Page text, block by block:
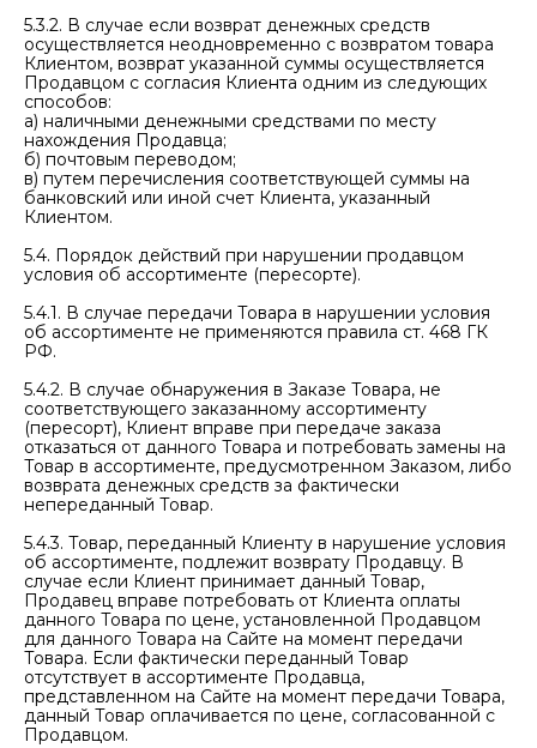
5.3.2. В случае если возврат денежных средств
осуществляется неодновременно с возвратом товара
Клиентом, возврат указанной суммы осуществляется
Продавцом с согласия Клиента одним из следующих
способов:
а) наличными денежными средствами по месту
нахождения Продавца;
б) почтовым переводом;
в) путем перечисления соответствующей суммы на
банковский или иной счет Клиента, указанный
Клиентом.
5.4. Порядок действий при нарушении продавцом
условия об ассортименте (пересорте).
5.4.1. В случае передачи Товара в нарушении условия
об ассортименте не применяются правила ст. 468 ГК
РФ.
5.4.2. В случае обнаружения в Заказе Товара, не
соответствующего заказанному ассортименту
(пересорт), Клиент вправе при передаче заказа
отказаться от данного Товара и потребовать замены на
Товар в ассортименте, предусмотренном Заказом, либо
возврата денежных средств за фактически
непереданный Товар.
5.4.3. Товар, переданный Клиенту в нарушение условия
об ассортименте, подлежит возврату Продавцу. В
случае если Клиент принимает данный Товар,
Продавец вправе потребовать от Клиента оплаты
данного Товара по цене, установленной Продавцом
для данного Товара на Сайте на момент передачи
Товара. Если фактически переданный Товар
отсутствует в ассортименте Продавца,
представленном на Сайте на момент передачи Товара,
данный Товар оплачивается по цене, согласованной с
Продавцом.